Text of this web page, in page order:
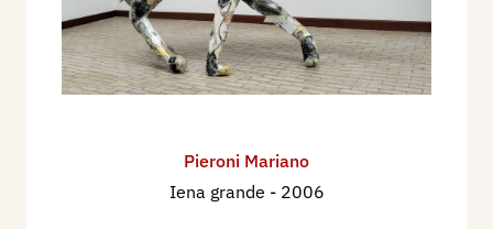
Pieroni Mariano
Iena grande - 2006